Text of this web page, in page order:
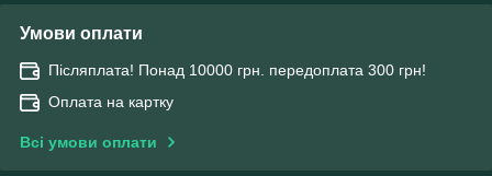
Умови оплати
Післяплата! Понад 10000 грн. передоплата 300 грн!
Оплата на картку
Всі умови оплати